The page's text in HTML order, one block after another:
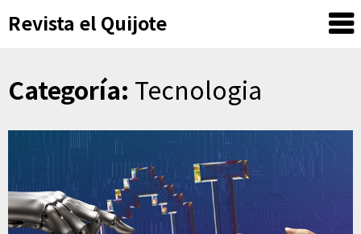
toRevista el Quijote
Categoría: Tecnologia